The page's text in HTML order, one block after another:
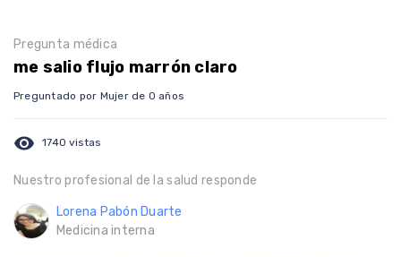
Pregunta médica
me salio flujo marrón claro
Preguntado por Mujer de 0 años
visibility 1740 vistas
Nuestro profesional de la salud responde
Lorena Pabón Duarte
Medicina interna